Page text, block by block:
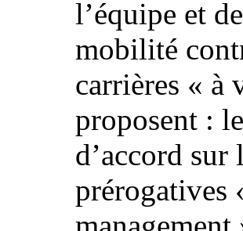
l’équipe et
mobilité
carrières « à
proposent :
d’accord
prérogatives